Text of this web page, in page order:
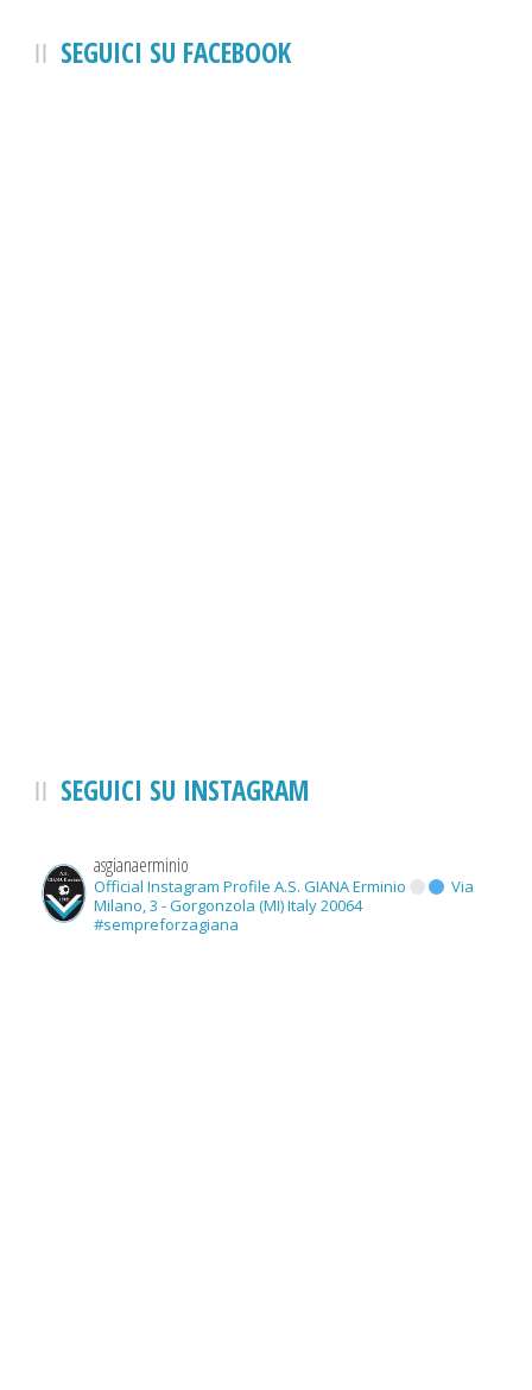
SEGUICI SU FACEBOOK
SEGUICI SU INSTAGRAM
asgianaerminio
Official Instagram Profile A.S. GIANA Erminio
Via
Milano, 3 - Gorgonzola (MI) Italy 20064
#sempreforzagiana